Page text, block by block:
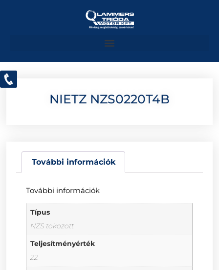
NIETZ NZS0220T4B
További információk
További információk
Típus
NZS tokozott
Teljesítményérték
22